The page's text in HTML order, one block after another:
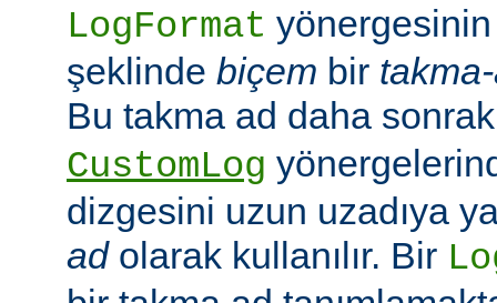
LogFormat
şeklinde biçem bir
Bu takma ad daha
CustomLog
dizgesini uzun uzadıya
adolarak kullanılır. Bir